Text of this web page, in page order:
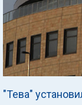
"Тева"